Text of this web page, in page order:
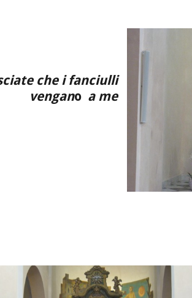
che i fanciulli
vengano a me